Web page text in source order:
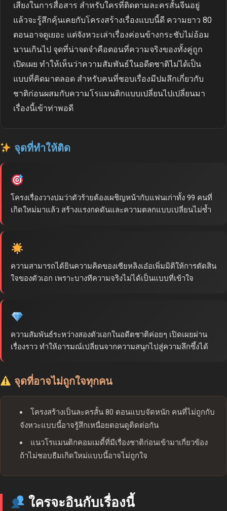
เสียงในการสื่อสาร สำหรับใครที่ติดตามละครสั้นจีนอยู่
แล้วจะรู้สึกคุ้นเคยกับโครงสร้างเรื่องแบบนี้ดี ความยาว 80
ตอนอาจดูเยอะ แต่จังหวะเล่าเรื่องค่อนข้างกระชับไม่อ้อม
นานเกินไป จุดที่น่าจดจำคือตอนที่ความจริงของทั้งคู่ถูก
เปิดเผย ทำให้เห็นว่าความสัมพันธ์ในอดีตชาติไม่ได้เป็น
แบบที่คิดมาตลอด สำหรับคนที่ชอบเรื่องมีปมลึกเกี่ยวกับ
ชาติก่อนผสมกับความโรแมนติกแบบเปลี่ยนไปเปลี่ยนมา
เรื่องนี้เข้าท่าพอดี
จุดที่ทำให้ติด
โครงเรื่องวางปมว่าตัวร้ายต้องเผชิญหน้ากับแฟนเก่าทั้ง 99 คนที่
เกิดใหม่มาแล้ว สร้างแรงกดดันและความตลกแบบเปลี่ยนไม่ซ้ำ
ความสามารถได้ยินความคิดของเซียหลิงเอ๋อเพิ่มมิติให้การตัดสิน
ใจของตัวเอก เพราะบางทีความจริงไม่ได้เป็นแบบที่เข้าใจ
ความสัมพันธ์ระหว่างสองตัวเอกในอดีตชาติค่อยๆ เปิดเผยผ่าน
เรื่องราว ทำให้อารมณ์เปลี่ยนจากความสนุกไปสู่ความลึกซึ้งได้
จุดที่อาจไม่ถูกใจทุกคน
โครงสร้างเป็นละครสั้น 80 ตอนแบบจัดหนัก คนที่ไม่ถูกกับ
จังหวะแบบนี้อาจรู้สึกเหนื่อยตอนดูติดต่อกัน
แนวโรแมนติกคอมเมดี้ที่มีเรื่องชาติก่อนเข้ามาเกี่ยวข้อง
ถ้าไม่ชอบธีมเกิดใหม่แบบนี้อาจไม่ถูกใจ
ใครจะอินกับเรื่องนี้